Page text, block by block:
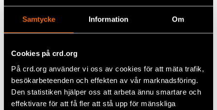
Samtycke Information Om
Cookies på crd.org
På crd.org använder vi oss av cookies för att mäta trafik,
besökarbeteenden och effekten av vår marknadsföring.
Den statistiken hjälper oss att arbeta ännu smartare och
effektivare för att få fler att stå upp för mänskliga
* För innehållet i detta projekt ansvarar endast Civil
ansvarig för användning av den information det
Dela